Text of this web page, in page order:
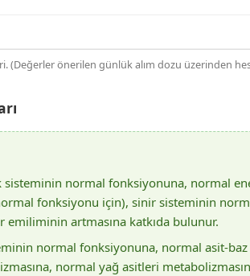
(Değerler önerilen günlük alım dozu üzerinden
sisteminin normal fonksiyonuna, normal
fonksiyonu için), sinir sisteminin
emiliminin artmasına katkıda bulunur.
normal fonksiyonuna, normal asit-
normal yağ asitleri